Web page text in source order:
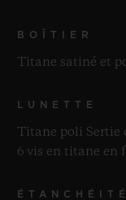
BOÎTIER
Titane satiné et
LUNETTE
Titane poli Sertie
6 vis en titane en
ÉTANCHÉITÉ